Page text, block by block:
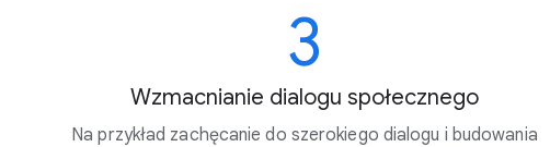
3
Wzmacnianie dialogu społecznego
Na przykład zachęcanie do szerokiego dialogu i budowania